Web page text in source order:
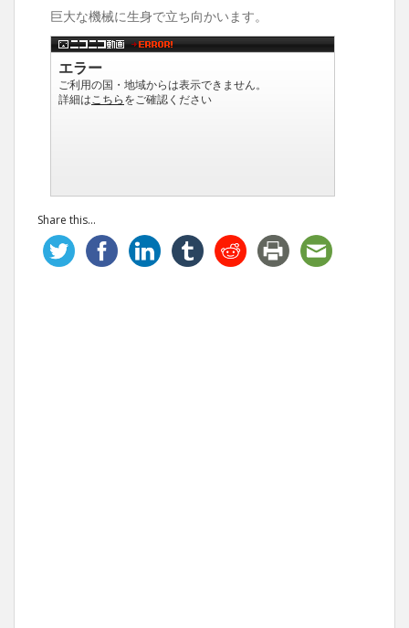
巨大な機械に生身で立ち向かいます。
Share this...